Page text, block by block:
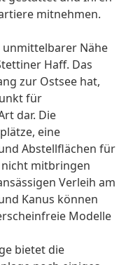
mitnehmen.
unmittelbarer Nähe
Haff. Das
zur Ostsee hat,
für
dar. Die
eine
Abstellflächen für
nicht mitbringen
Verleih am
Kanus können
Modelle
bietet die